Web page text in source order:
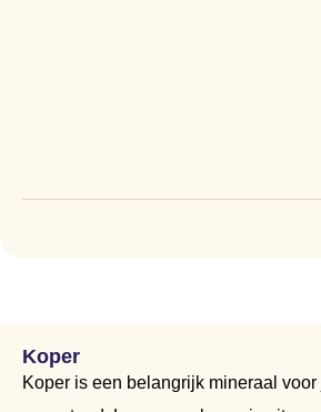
Koper
Koper is een belangrijk mineraal voor